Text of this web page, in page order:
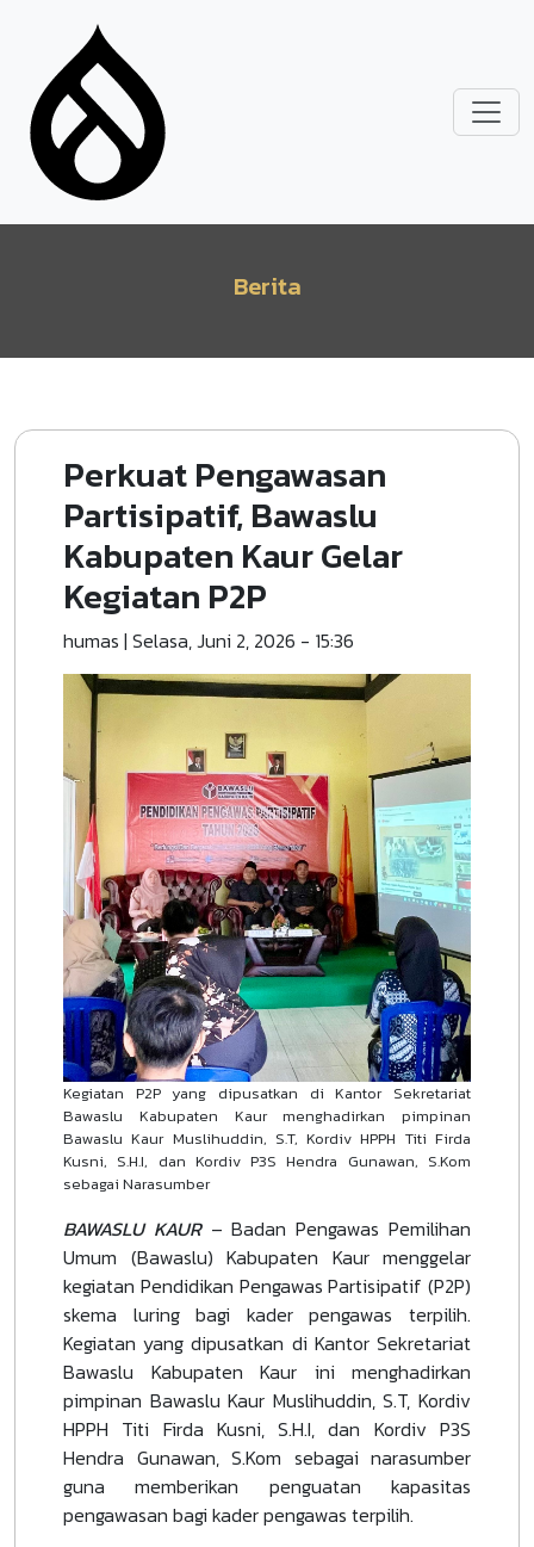
Berita
Perkuat Pengawasan
Partisipatif, Bawaslu
Kabupaten Kaur Gelar
Kegiatan P2P
humas | Selasa, Juni 2, 2026 - 15:36
Kegiatan P2P yang dipusatkan di Kantor Sekretariat
Bawaslu Kabupaten Kaur menghadirkan pimpinan
Bawaslu Kaur Muslihuddin, S.T, Kordiv HPPH Titi Firda
Kusni, S.H.I, dan Kordiv P3S Hendra Gunawan, S.Kom
sebagai Narasumber
BAWASLU KAUR– Badan Pengawas Pemilihan
Umum (Bawaslu) Kabupaten Kaur menggelar
kegiatan Pendidikan Pengawas Partisipatif (P2P)
skema luring bagi kader pengawas terpilih.
Kegiatan yang dipusatkan di Kantor Sekretariat
Bawaslu Kabupaten Kaur ini menghadirkan
pimpinan Bawaslu Kaur Muslihuddin, S.T, Kordiv
HPPH Titi Firda Kusni, S.H.I, dan Kordiv P3S
Hendra Gunawan, S.Kom sebagai narasumber
guna memberikan penguatan kapasitas
pengawasan bagi kader pengawas terpilih.